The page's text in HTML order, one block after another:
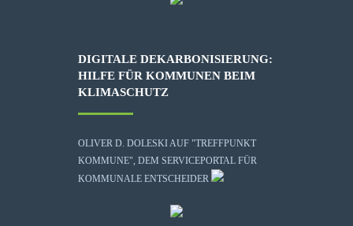
DIGITALE DEKARBONISIERUNG:
HILFE FÜR KOMMUNEN BEIM
KLIMASCHUTZ
OLIVER D. DOLESKI AUF "TREFFPUNKT
KOMMUNE", DEM SERVICEPORTAL FÜR
KOMMUNALE ENTSCHEIDER